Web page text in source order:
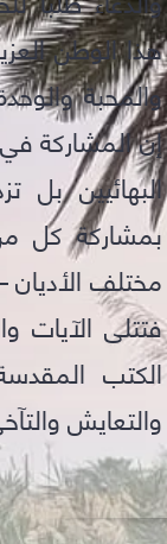
هذا الوطن
والمحبة
إن المشاركة
البهائيين بل
بمشاركة كل
مختلف
فتتلى الآيات
الكتب
والتعايش